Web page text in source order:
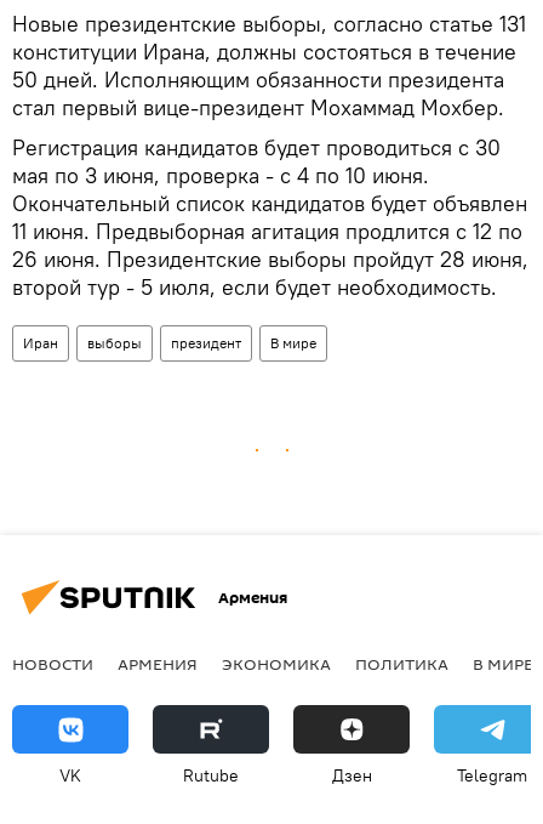
Новые президентские выборы, согласно статье 131
конституции Ирана, должны состояться в течение
50 дней. Исполняющим обязанности президента
стал первый вице-президент Мохаммад Мохбер.
Регистрация кандидатов будет проводиться с 30
мая по 3 июня, проверка - с 4 по 10 июня.
Окончательный список кандидатов будет объявлен
11 июня. Предвыборная агитация продлится с 12 по
26 июня. Президентские выборы пройдут 28 июня,
второй тур - 5 июля, если будет необходимость.
Иран выборы президент В мире
Армения
НОВОСТИ АРМЕНИЯ ЭКОНОМИКА ПОЛИТИКА В МИРЕ
VK Rutube Дзен Telegram